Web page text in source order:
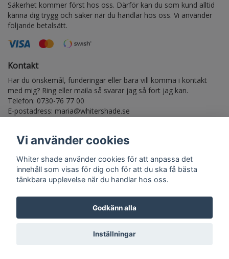
Säkerhet kommer först hos oss. Därför kan du som kund alltid
känna dig trygg och säker när du handlar hos oss. Vi använder
följande betalsätt.
Kontakt
Har du önskemål, funderingar eller bara vill komma i kontakt
med mig? Ring eller maila så svarar jag så fort jag kan.
Telefon: 0730-76 77 00
E-postadress: maria@whitershade.se
Anmäl dig till vårt nyhetsbrev
Prenumerera
© Copyright Whiter shade
Vi använder cookies
Whiter shade använder cookies för att anpassa det
innehåll som visas för dig och för att du ska få bästa
tänkbara upplevelse när du handlar hos oss.
Godkänn alla
Inställningar